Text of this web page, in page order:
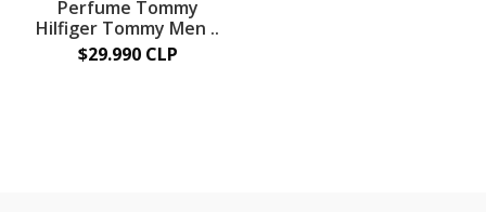
Perfume Tommy
Hilfiger Tommy Men ..
$29.990 CLP